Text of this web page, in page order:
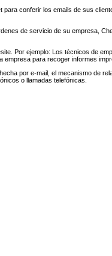
conferir los emails de sus
de servicio de su empresa,
Por ejemplo: Los técnicos de
empresa para recoger informes
por e-mail, el mecanismo de
o llamadas telefónicas.